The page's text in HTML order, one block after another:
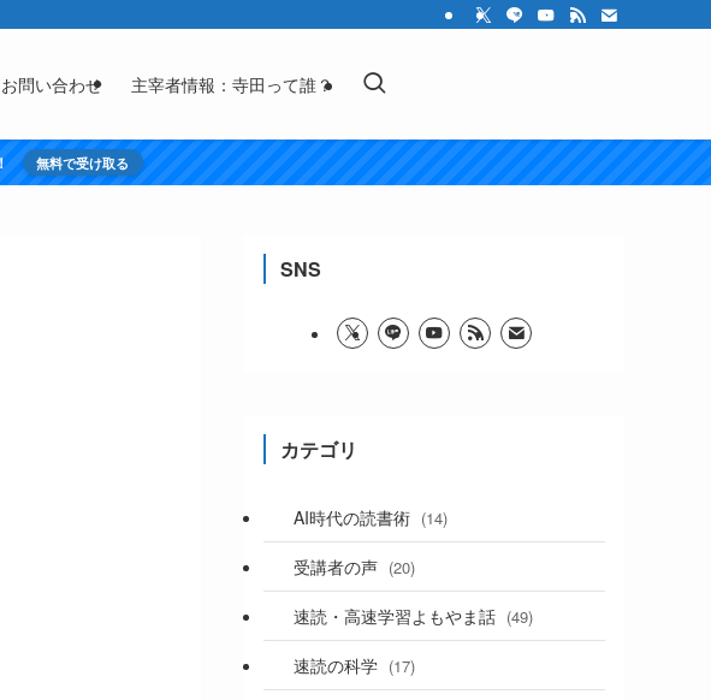
お問い合わせ 主宰者情報：寺田って誰？
無料で受け取る
SNS
カテゴリ
AI時代の読書術 (14)
受講者の声 (20)
速読・高速学習よもやま話 (49)
速読の科学 (17)